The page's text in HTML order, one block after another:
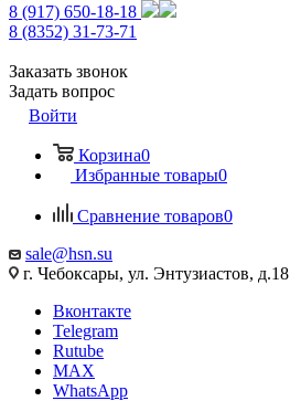
8 (917) 650-18-18
8 (8352) 31-73-71
Заказать звонок
Задать вопрос
Войти
Корзина0
Избранные товары0
Сравнение товаров0
sale@hsn.su
г. Чебоксары, ул. Энтузиастов, д.18
Вконтакте
Telegram
Rutube
MAX
WhatsApp